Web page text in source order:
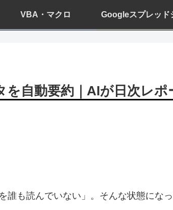
VBA・マクロ Googleスプレッド
自動要約｜AIが日次レポ
誰も読んでいない」。そんな状態になっ